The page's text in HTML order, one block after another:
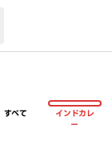
すべて
インドカレ
ー